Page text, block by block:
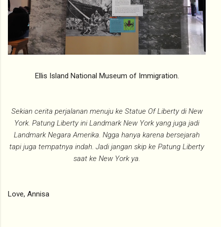
Ellis Island National Museum of Immigration.
Sekian cerita perjalanan menuju ke Statue Of Liberty di New
York. Patung Liberty ini Landmark New York yang juga jadi
Landmark Negara Amerika. Ngga hanya karena bersejarah
tapi juga tempatnya indah. Jadi jangan skip ke Patung Liberty
saat ke New York ya.
Love, Annisa